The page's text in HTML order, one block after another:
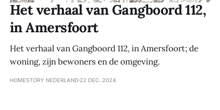
Het verhaal van Gangboord 112,
in Amersfoort
Het verhaal van Gangboord 112, in Amersfoort; de
woning, zijn bewoners en de omgeving.
HOMESTORY NEDERLAND 22 DEC. 2024